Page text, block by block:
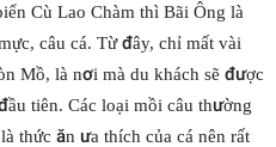
Cù Lao Chàm thì Bãi Ông là
câu cá. Từ đây, chỉ mất vài
Mồ, là nơi mà du khách sẽ được
tiên. Các loại mồi câu thường
thức ăn ưa thích của cá nên rất